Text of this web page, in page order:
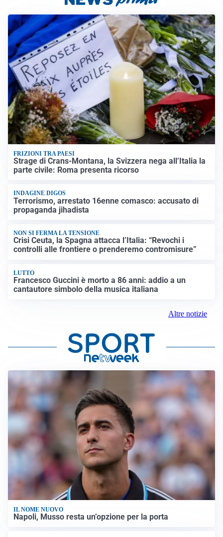
FRIZIONI TRA PAESI
Strage di Crans-Montana, la Svizzera nega all’Italia la
parte civile: Roma presenta ricorso
INDAGINE DIGOS
Terrorismo, arrestato 16enne comasco: accusato di
propaganda jihadista
NON SI FERMA LA TENSIONE
Crisi Ceuta, la Spagna attacca l’Italia: “Revochi i
controlli alle frontiere o prenderemo contromisure”
LUTTO
Francesco Guccini è morto a 86 anni: addio a un
cantautore simbolo della musica italiana
Altre notizie
IL NOME NUOVO
Napoli, Musso resta un’opzione per la porta